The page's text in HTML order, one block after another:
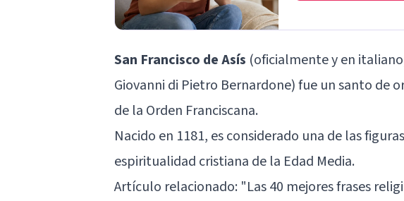
San Francisco de Asís (oficialmente y en
Giovanni di Pietro Bernardone) fue un santo de
de la Orden Franciscana.
Nacido en 1181, es considerado una de las
espiritualidad cristiana de la Edad Media.
Artículo relacionado: "Las 40 mejores frases